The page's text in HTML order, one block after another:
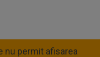
nu permit afisarea